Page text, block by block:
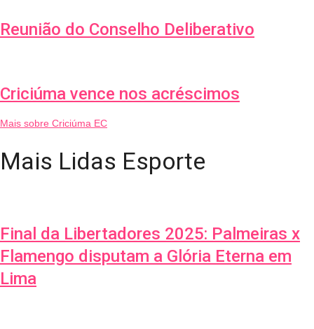
Reunião do Conselho Deliberativo
Criciúma vence nos acréscimos
Mais sobre Criciúma EC
Mais Lidas Esporte
Final da Libertadores 2025: Palmeiras x
Flamengo disputam a Glória Eterna em
Lima